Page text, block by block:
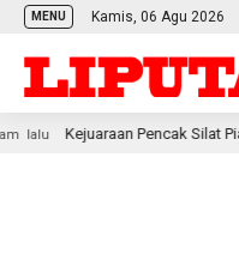
MENU Kamis, 06 Agu 2026
Pencak Silat Piala